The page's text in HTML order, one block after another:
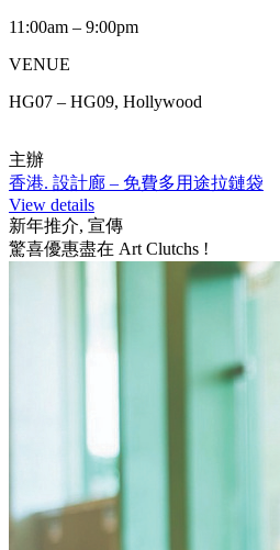
11:00am – 9:00pm
VENUE
HG07 – HG09, Hollywood
主辦
香港. 設計廊 – 免費多用途拉鏈袋
View details
新年推介, 宣傳
驚喜優惠盡在 Art Clutchs !